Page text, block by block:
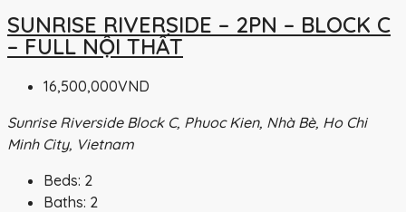
SUNRISE RIVERSIDE – 2PN – BLOCK C
– FULL NỘI THẤT
16,500,000VND
Sunrise Riverside Block C, Phuoc Kien, Nhà Bè, Ho Chi
Minh City, Vietnam
Beds: 2
Baths: 2